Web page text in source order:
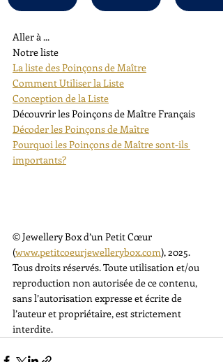
Aller à ...
Notre liste
La liste des Poinçons de Maître
Comment Utiliser la Liste
Conception de la Liste
Découvrir les Poinçons de Maître Français
Décoder les Poinçons de Maître
Pourquoi les Poinçons de Maître sont-ils
importants?
© Jewellery Box d’un Petit Cœur
(www.petitcoeurjewellerybox.com), 2025.
Tous droits réservés. Toute utilisation et/ou
reproduction non autorisée de ce contenu,
sans l’autorisation expresse et écrite de
l’auteur et propriétaire, est strictement
interdite.